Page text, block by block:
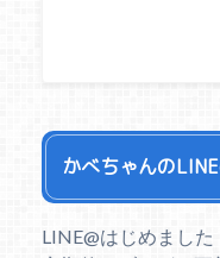
かべちゃんの
LINE@はじめました